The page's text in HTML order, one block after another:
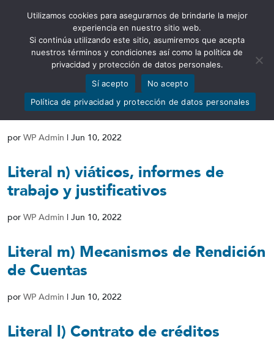
Abrir barra de herramientas
Literal o) Responsable de atender la
información
por WP Admin | Jun 10, 2022
Literal n) viáticos, informes de
trabajo y justificativos
por WP Admin | Jun 10, 2022
Literal m) Mecanismos de Rendición
de Cuentas
por WP Admin | Jun 10, 2022
Literal l) Contrato de créditos
Utilizamos cookies para asegurarnos de brindarle la mejor
experiencia en nuestro sitio web.
Si continúa utilizando este sitio, asumiremos que acepta
nuestros términos y condiciones así como la política de
privacidad y protección de datos personales.
Sí acepto
No acepto
Política de privacidad y protección de datos personales